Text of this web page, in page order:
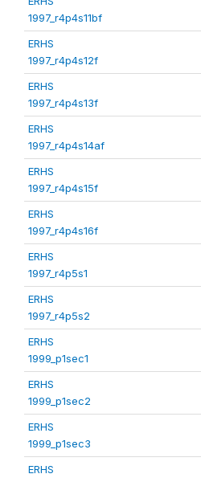
1997_r4p4s11bf
ERHS
1997_r4p4s12f
ERHS
1997_r4p4s13f
ERHS
1997_r4p4s14af
ERHS
1997_r4p4s15f
ERHS
1997_r4p4s16f
ERHS
1997_r4p5s1
ERHS
1997_r4p5s2
ERHS
1999_p1sec1
ERHS
1999_p1sec2
ERHS
1999_p1sec3
ERHS